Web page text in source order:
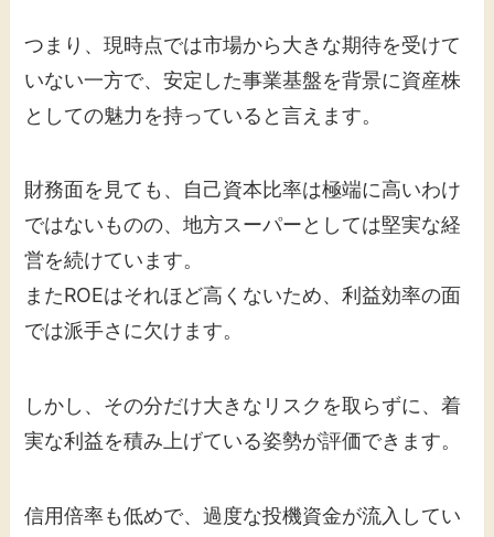
つまり、現時点では市場から大きな期待を受けて
いない一方で、安定した事業基盤を背景に資産株
としての魅力を持っていると言えます。
財務面を見ても、自己資本比率は極端に高いわけ
ではないものの、地方スーパーとしては堅実な経
営を続けています。
またROEはそれほど高くないため、利益効率の面
では派手さに欠けます。
しかし、その分だけ大きなリスクを取らずに、着
実な利益を積み上げている姿勢が評価できます。
信用倍率も低めで、過度な投機資金が流入してい